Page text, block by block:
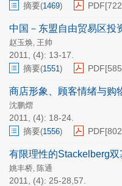
摘要(1469) PDF[
中国－东盟自由贸易区投
赵玉焕, 王帅
2011, (4): 13-17.
摘要(1551) PDF[
商店形象、顾客情绪与
沈鹏熠
2011, (4): 18-24.
摘要(1556) PDF[
有限理性的Stackelberg
姚丰桥, 陈通
2011, (4): 25-28,57.